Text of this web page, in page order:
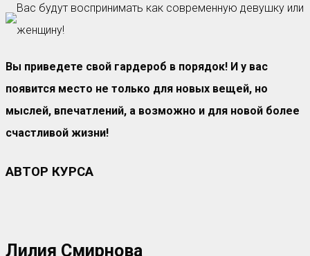
Вас будут воспринимать как современную девушку или
женщину!
Вы приведете свой гардероб в порядок! И у вас
появится место не только для новых вещей, но
мыслей, впечатлений, а возможно и для новой более
счастливой жизни!
АВТОР КУРСА
Лилия Смирнова